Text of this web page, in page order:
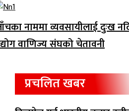
नाममा व्यवसायीलाई दुःख
वाणिज्य संघको चेतावनी
प्रचलित खबर